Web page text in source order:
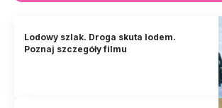
Lodowy szlak. Droga skuta lodem.
Poznaj szczegóły filmu